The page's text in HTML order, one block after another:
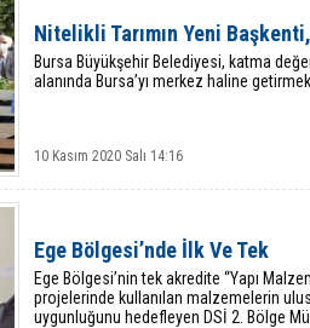
Nitelikli Tarımın Yeni
Bursa Büyükşehir Belediyesi, katma
alanında Bursa’yı merkez haline
10 Kasım 2020 Salı 14:16
Ege Bölgesi’nde İlk Ve Tek
Ege Bölgesi’nin tek akredite “Yapı
projelerinde kullanılan malzemelerin
uygunluğunu hedefleyen DSİ 2. Bölge